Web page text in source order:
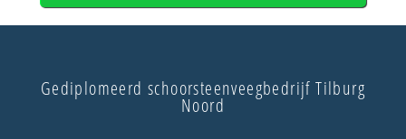
Gediplomeerd schoorsteenveegbedrijf Tilburg
Noord